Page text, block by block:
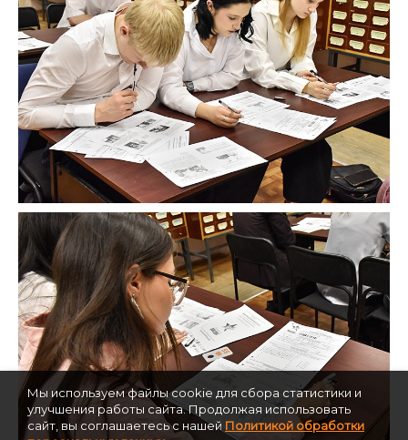
Мы используем файлы cookie для сбора статистики и
улучшения работы сайта. Продолжая использовать
сайт, вы соглашаетесь с нашей Политикой обработки